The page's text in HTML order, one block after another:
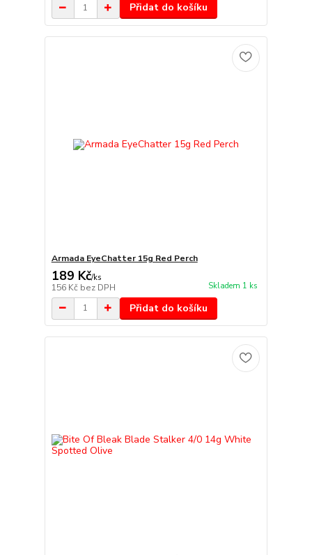
Přidat do košíku
Armada EyeChatter 15g Red Perch
189 Kč/ks
156 Kč bez DPH Skladem 1 ks
Přidat do košíku